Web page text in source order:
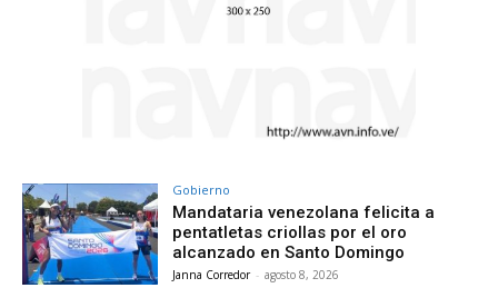
Gobierno
Mandataria venezolana felicita a
pentatletas criollas por el oro
alcanzado en Santo Domingo
Janna Corredor - agosto 8, 2026